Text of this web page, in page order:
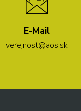
E-Mail
verejnost@aos.sk